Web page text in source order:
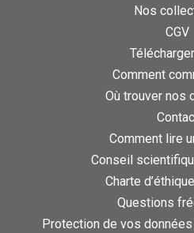
Nos
CGV
Comment
Où trouver nos
Comment lire
Conseil
Charte
Questions
Protection de vos